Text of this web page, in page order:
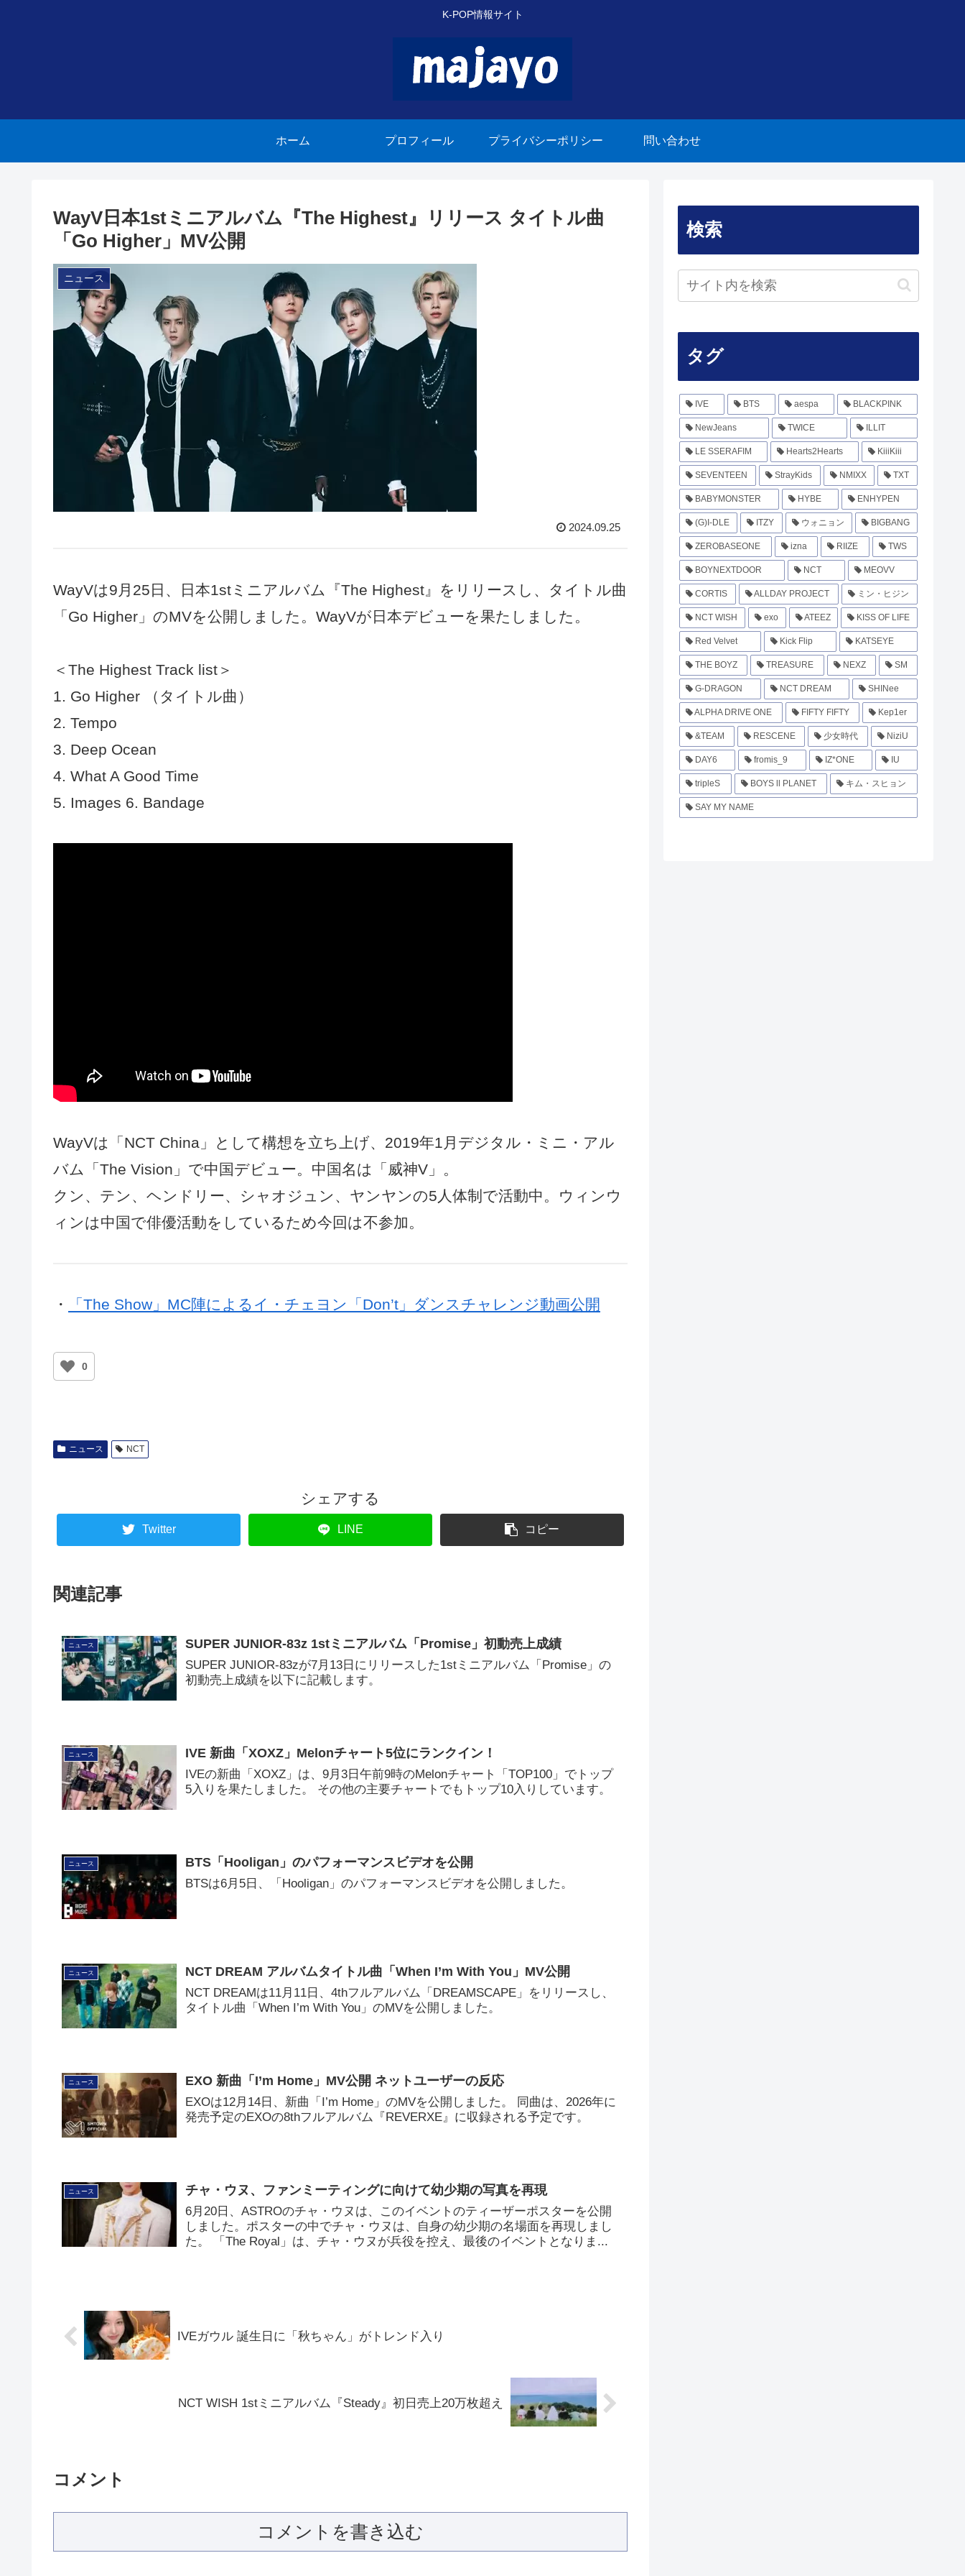
K-POP情報サイト
ホーム プロフィール プライバシーポリシー 問い合わせ
WayV日本1stミニアルバム『The Highest』リリース タイトル曲
「Go Higher」MV公開
ニュース
2024.09.25
WayVは9月25日、日本1stミニアルバム『The Highest』をリリースし、タイトル曲
「Go Higher」のMVを公開しました。WayVが日本デビューを果たしました。
＜The Highest Track list＞
1. Go Higher （タイトル曲）
2. Tempo
3. Deep Ocean
4. What A Good Time
5. Images 6. Bandage
WayVは「NCT China」として構想を立ち上げ、2019年1月デジタル・ミニ・アル
バム「The Vision」で中国デビュー。中国名は「威神V」。
クン、テン、ヘンドリー、シャオジュン、ヤンヤンの5人体制で活動中。ウィンウ
ィンは中国で俳優活動をしているため今回は不参加。
・ 「The Show」MC陣によるイ・チェヨン「Don’t」ダンスチャレンジ動画公開
0
ニュース NCT
シェアする
Twitter LINE コピー
関連記事
ニュース SUPER JUNIOR-83z 1stミニアルバム「Promise」初動売上成績
SUPER JUNIOR-83zが7月13日にリリースした1stミニアルバム「Promise」の
初動売上成績を以下に記載します。
ニュース IVE 新曲「XOXZ」Melonチャート5位にランクイン！
IVEの新曲「XOXZ」は、9月3日午前9時のMelonチャート「TOP100」でトップ
5入りを果たしました。 その他の主要チャートでもトップ10入りしています。
ニュース BTS「Hooligan」のパフォーマンスビデオを公開
BTSは6月5日、「Hooligan」のパフォーマンスビデオを公開しました。
ニュース NCT DREAM アルバムタイトル曲「When I’m With You」MV公開
NCT DREAMは11月11日、4thフルアルバム「DREAMSCAPE」をリリースし、
タイトル曲「When I’m With You」のMVを公開しました。
ニュース EXO 新曲「I’m Home」MV公開 ネットユーザーの反応
EXOは12月14日、新曲「I’m Home」のMVを公開しました。 同曲は、2026年に
発売予定のEXOの8thフルアルバム『REVERXE』に収録される予定です。
ニュース チャ・ウヌ、ファンミーティングに向けて幼少期の写真を再現
6月20日、ASTROのチャ・ウヌは、このイベントのティーザーポスターを公開
しました。ポスターの中でチャ・ウヌは、自身の幼少期の名場面を再現しまし
た。 「The Royal」は、チャ・ウヌが兵役を控え、最後のイベントとなりま...
IVEガウル 誕生日に「秋ちゃん」がトレンド入り
NCT WISH 1stミニアルバム『Steady』初日売上20万枚超え
コメント
コメントを書き込む
検索
タグ
IVE BTS aespa BLACKPINK
NewJeans TWICE ILLIT
LE SSERAFIM Hearts2Hearts KiiiKiii
SEVENTEEN StrayKids NMIXX TXT
BABYMONSTER HYBE ENHYPEN
(G)I-DLE ITZY ウォニョン BIGBANG
ZEROBASEONE izna RIIZE TWS
BOYNEXTDOOR NCT MEOVV
CORTIS ALLDAY PROJECT ミン・ヒジン
NCT WISH exo ATEEZ KISS OF LIFE
Red Velvet Kick Flip KATSEYE
THE BOYZ TREASURE NEXZ SM
G-DRAGON NCT DREAM SHINee
ALPHA DRIVE ONE FIFTY FIFTY Kep1er
&TEAM RESCENE 少女時代 NiziU
DAY6 fromis_9 IZ*ONE IU
tripleS BOYS ll PLANET キム・スヒョン
SAY MY NAME